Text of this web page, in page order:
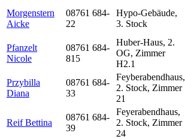
Morgenstern
Aicke
08761 684-
22
Hypo-Gebäude,
3. Stock
Pfanzelt
Nicole
08761 684-
815
Huber-Haus, 2.
OG, Zimmer
H2.1
Przybilla
Diana
08761 684-
33
Feyberabendhaus,
2. Stock, Zimmer
21
Reif Bettina
08761 684-
39
Feyerabendhaus,
2. Stock, Zimmer
24